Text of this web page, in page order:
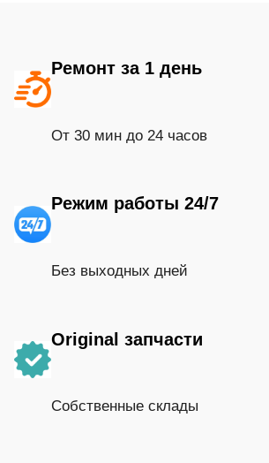
Ремонт за 1 день
От 30 мин до 24 часов
Режим работы 24/7
Без выходных дней
Original запчасти
Собственные склады